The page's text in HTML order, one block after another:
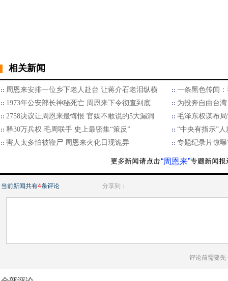
相关新闻
周恩来安排一位乡下老人赴台 让蒋介石老泪纵横
一条黑色传闻
1973年公安部长神秘死亡 周恩来下令彻查到底
为投奔自由台
2758决议让周恩来最悔恨 官媒不敢说的5大漏洞
毛泽东权谋布
释30万兵权 毛周联手 史上最密集“策反”
“中央有指示”
害人太多怕被鞭尸 周恩来火化日现诡异
专题纪录片惊
“周恩来”
当前新闻共有4条评论 分享到：
评论前需要先